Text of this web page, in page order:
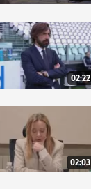
02:22
02:03